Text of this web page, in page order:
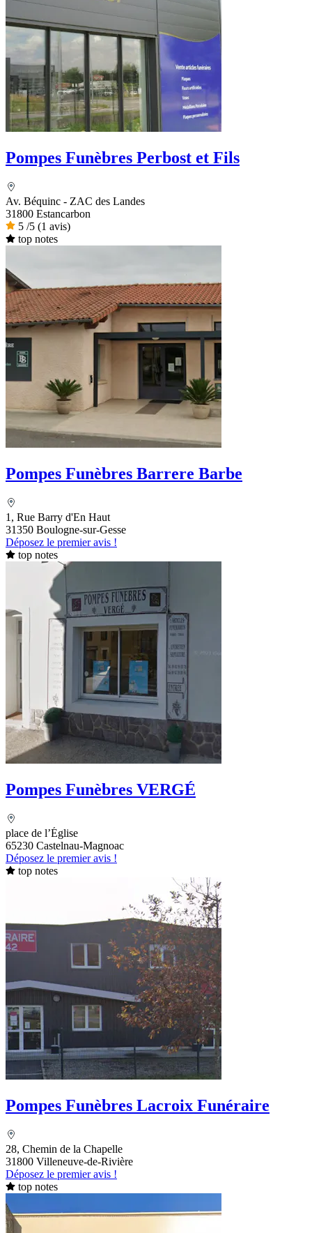
Pompes Funèbres Perbost et Fils
Av. Béquinc - ZAC des Landes
31800 Estancarbon
5 /5 (1 avis)
top notes
Pompes Funèbres Barrere Barbe
1, Rue Barry d'En Haut
31350 Boulogne-sur-Gesse
Déposez le premier avis !
top notes
Pompes Funèbres VERGÉ
place de l’Église
65230 Castelnau-Magnoac
Déposez le premier avis !
top notes
Pompes Funèbres Lacroix Funéraire
28, Chemin de la Chapelle
31800 Villeneuve-de-Rivière
Déposez le premier avis !
top notes